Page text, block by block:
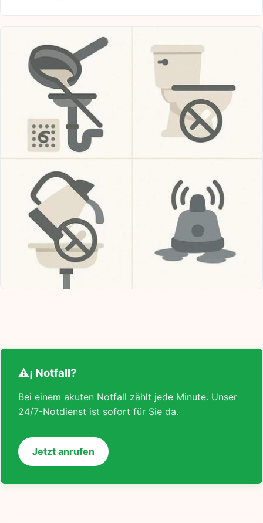
⚠¡ Notfall?
Bei einem akuten Notfall zählt jede Minute. Unser
24/7-Notdienst ist sofort für Sie da.
Jetzt anrufen